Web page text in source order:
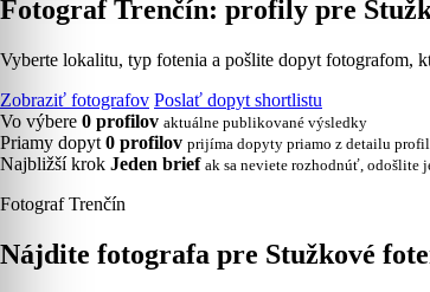
Fotograf Trenčín: profily pre
Vyberte lokalitu, typ fotenia a pošlite dopyt fotografom,
Zobraziť fotografov Poslať dopyt shortlistu
Vo výbere 0 profilov aktuálne publikované výsledky
Priamy dopyt 0 profilov prijíma dopyty priamo z detailu
Najbližší krok Jeden brief ak sa neviete rozhodnúť, odošlite
Fotograf Trenčín
Nájdite fotografa pre Stužkové